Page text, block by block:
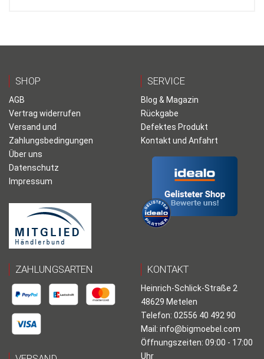
SHOP
AGB
Vertrag widerrufen
Versand und
Zahlungsbedingungen
Über uns
Datenschutz
Impressum
SERVICE
Blog & Magazin
Rückgabe
Defektes Produkt
Kontakt und Anfahrt
ZAHLUNGSARTEN KONTAKT
Heinrich-Schlick-Straße 2
48629 Metelen
Telefon: 02556 40 492 90
Mail: info@bigmoebel.com
Öffnungszeiten: 09:00 - 17:00
Uhr